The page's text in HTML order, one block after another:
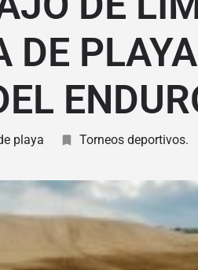
DE
playa Torneos deportivos.